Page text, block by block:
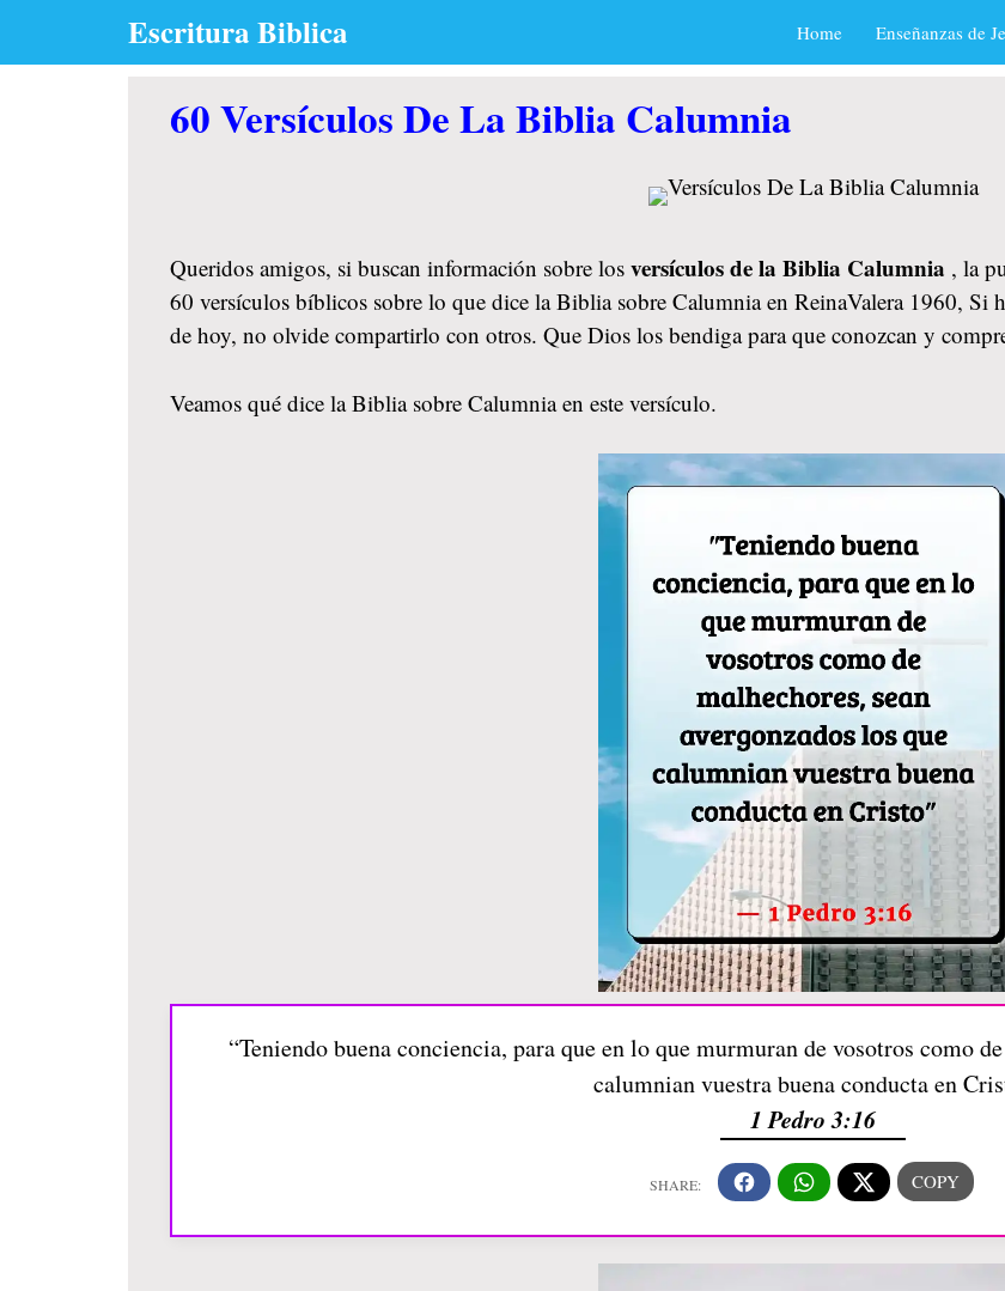
Escritura Biblica Home Enseñanzas de
60 Versículos De La Biblia Calumnia
Queridos amigos, si buscan información sobre los versículos de la Biblia Calumnia , la
60 versículos bíblicos sobre lo que dice la Biblia sobre Calumnia en ReinaValera 1960, Si
de hoy, no olvide compartirlo con otros. Que Dios los bendiga para que conozcan y
Veamos qué dice la Biblia sobre Calumnia en este versículo.
“Teniendo buena conciencia, para que en lo que murmuran de vosotros como
calumnian vuestra buena conducta en
1 Pedro 3:16